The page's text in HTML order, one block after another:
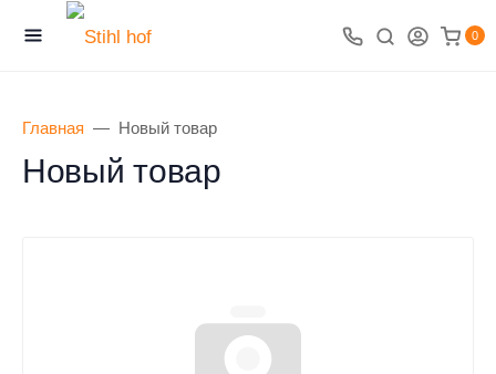
0
Главная Новый товар
Новый товар